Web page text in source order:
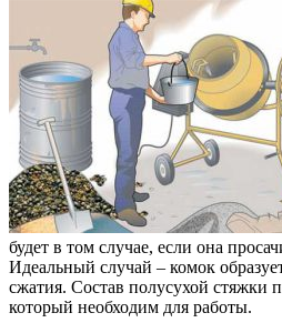
будет в том случае, если она
Идеальный случай – комок
сжатия. Состав полусухой стяжки
который необходим для работы.